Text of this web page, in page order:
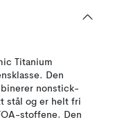
Titanium
Den
nonstick-
stål og er helt fri
stoffene. Den